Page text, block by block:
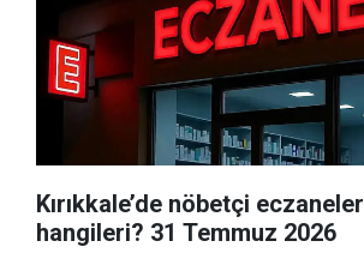
Kırıkkale’de nöbetçi eczaneler
hangileri? 31 Temmuz 2026